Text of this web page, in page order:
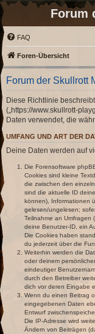
Forum
FAQ
Foren-Übersicht
Forum der Skullrott
Diese Richtlinie
(„https://www.skullrott-
Daten verwendet, die
UMFANG UND ART DER
Deine Daten werden auf
Die Forensoftware
Cookies sind kleine
die zwischen den
sind die aktuelle ID
können), Informationen
gelesen/ungelesen;
Teilnahme an Umfragen
deine Benutzer-ID, ein
Die Cookies haben
du jederzeit über die
Weiterhin werden die
oder deinem
eindeutiger
durch den Betreiber
dich vor deren Eingabe
Wenn du einen Beitrag
eingegebenen Daten
Entwurf
Die IP-Adresse wird
Ändern von Beiträgen